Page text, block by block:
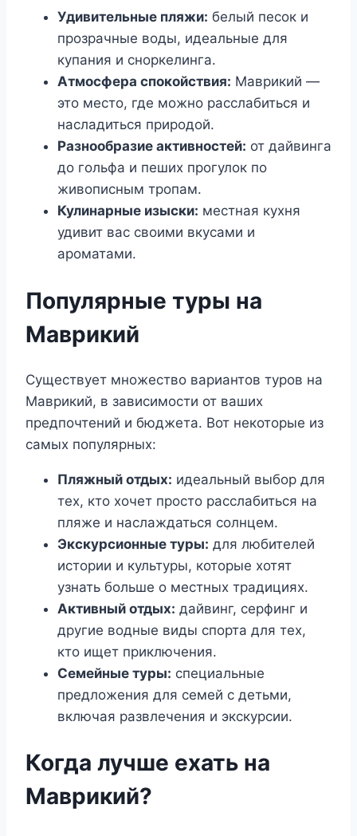
Удивительные пляжи: белый песок и
прозрачные воды, идеальные для
купания и сноркелинга.
Атмосфера спокойствия: Маврикий —
это место, где можно расслабиться и
насладиться природой.
Разнообразие активностей: от дайвинга
до гольфа и пеших прогулок по
живописным тропам.
Кулинарные изыски: местная кухня
удивит вас своими вкусами и
ароматами.
Популярные туры на
Маврикий
Существует множество вариантов туров на
Маврикий, в зависимости от ваших
предпочтений и бюджета. Вот некоторые из
самых популярных:
Пляжный отдых: идеальный выбор для
тех, кто хочет просто расслабиться на
пляже и наслаждаться солнцем.
Экскурсионные туры: для любителей
истории и культуры, которые хотят
узнать больше о местных традициях.
Активный отдых: дайвинг, серфинг и
другие водные виды спорта для тех,
кто ищет приключения.
Семейные туры: специальные
предложения для семей с детьми,
включая развлечения и экскурсии.
Когда лучше ехать на
Маврикий?